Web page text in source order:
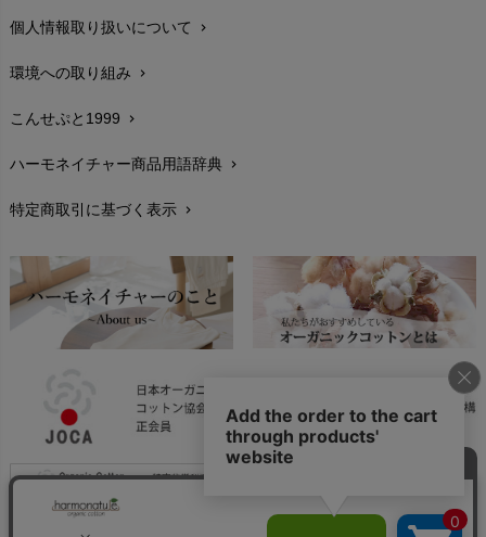
サイズ・寸法chevron_right
生地・素材chevron_right
お手入れについて
レビューを書こうchevron_right
返品交換chevron_right
FAXでのご注文
お問い合わせchevron_right
個人情報取り扱いについて chevron_right
環境への取り組み chevron_right
こんせぷと1999 chevron_right
ハーモネイチャー商品用語辞典 chevron_right
特定商取引に基づく表示 chevron_right